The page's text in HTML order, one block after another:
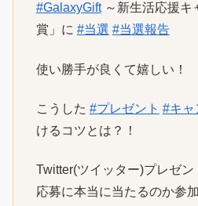
#GalaxyGift～新生活応援キ
賞」に #当選 #当選報告
使い勝手が良くて嬉しい！
こうした #プレゼント #キャ
けるコツとは？！
Twitter(ツイッター)プレゼ
応募に本当に当たるのか参